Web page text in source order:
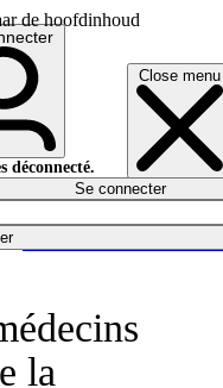
de hoofdinhoud
Close menu
déconnecté.
Se connecter
la